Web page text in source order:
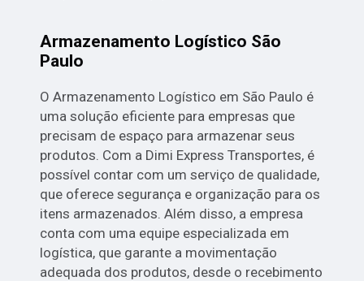
Armazenamento Logístico São
Paulo
O Armazenamento Logístico em São Paulo é
uma solução eficiente para empresas que
precisam de espaço para armazenar seus
produtos. Com a Dimi Express Transportes, é
possível contar com um serviço de qualidade,
que oferece segurança e organização para os
itens armazenados. Além disso, a empresa
conta com uma equipe especializada em
logística, que garante a movimentação
adequada dos produtos, desde o recebimento